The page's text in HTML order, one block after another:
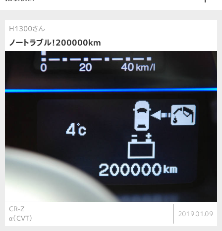
H1300さん
ノートラブル！200000km
CR-Z
α（CVT）
2019.01.09